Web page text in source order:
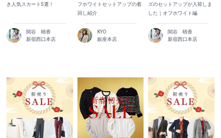
き人気スカート5選！
関谷 晴香
新宿西口本店
フホワイトセットアップの着
回し紹介
KYO
銀座本店
ズのセットアップが入荷しま
した｜オフホワイト編
関谷 晴香
新宿西口本店